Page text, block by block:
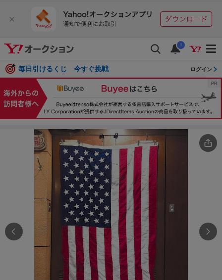
i
毎日引けるくじ 今すぐ挑戦 ログイン